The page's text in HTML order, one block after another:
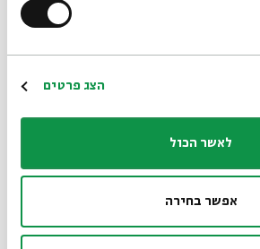
הצג פרטים
לאשר הכול
אפשר בחירה